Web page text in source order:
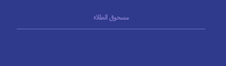
مسحوق الطلاء